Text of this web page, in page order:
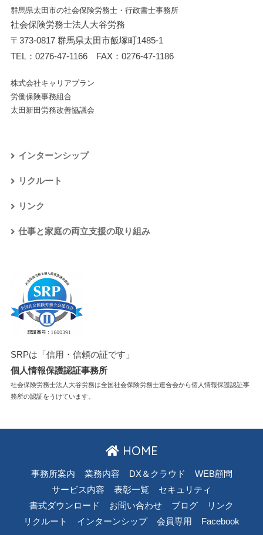
群馬県太田市の社会保険労務士・行政書士事務所
社会保険労務士法人大谷労務
〒373-0817 群馬県太田市飯塚町1485-1
TEL： 0276-47-1166FAX：0276-47-1186
株式会社キャリアプラン
労働保険事務組合
太田新田労務改善協議会
インターンシップ
リクルート
リンク
仕事と家庭の両立支援の取り組み
SRPは「信用・信頼の証です」
個人情報保護認証事務所
社会保険労務士法人大谷労務は全国社会保険労務士連合会から個人情報保護認証事
務所の認証をうけています。
HOME
事務所案内 業務内容 DX＆クラウド
WEB顧問
サービス内容
表彰一覧
セキュリティ
書式ダウンロード
お問い合わせ ブログ
リンク
リクルート
インターンシップ 会員専用 Facebook